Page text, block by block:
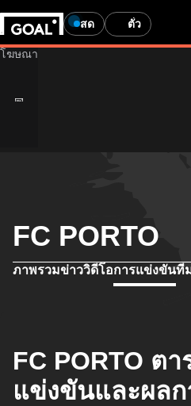
สด ตั๋ว
FC PORTO
ภาพรวมข่าววิดีโอการแข่งขันที
FC PORTO ตา
แข่งขันและผล